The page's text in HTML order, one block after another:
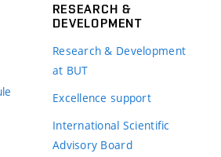
RESEARCH &
DEVELOPMENT
Research & Development
at BUT
Excellence support
International Scientific
Advisory Board